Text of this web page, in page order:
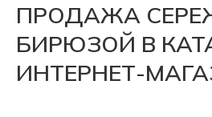
ПРОДАЖА
БИРЮЗОЙ В
ИНТЕРНЕТ-